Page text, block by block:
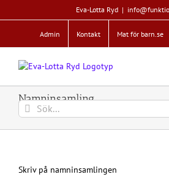
till
Eva-Lotta Ryd |
Admin Kontakt Mat för barn.se
Namninsamling
Sök
efter:
Skriv på namninsamlingen